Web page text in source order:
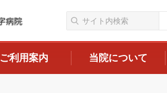
ご利用案内 当院について